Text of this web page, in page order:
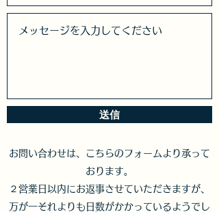
お問い合わせは、こちらのフォームより承って
おります。
２営業日以内にお返事させていただきますが、
万が一それよりも日数がかかっているようでし
送信